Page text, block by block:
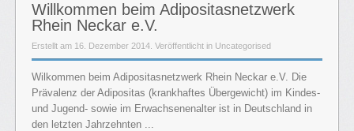
Willkommen beim Adipositasnetzwerk
Rhein Neckar e.V.
Erstellt am 16. Dezember 2014. Veröffentlicht in Uncategorised
Wilkommen beim Adipositasnetzwerk Rhein Neckar e.V. Die
Prävalenz der Adipositas (krankhaftes Übergewicht) im Kindes-
und Jugend- sowie im Erwachsenenalter ist in Deutschland in
den letzten Jahrzehnten ...